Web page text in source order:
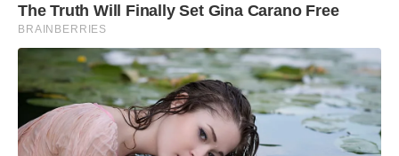
The Truth Will Finally Set Gina Carano Free
BRAINBERRIES